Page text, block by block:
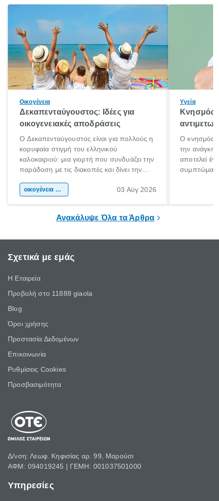
Οικογένεια
Δεκαπενταύγουστος: Ιδέες για
οικογενειακές αποδράσεις
Ο Δεκαπενταύγουστος είναι για πολλούς η
κορυφαία στιγμή του ελληνικού
καλοκαιριού: μια γιορτή που συνδυάζει την
παράδοση με τις διακοπές και δίνει την
χώρας. Είτε πρόκειται για λίγες μέρες
οικογένεια & παιδί 03 Αύγ 2026
Υγεία
Κνησμός:
Ο κνησμός
την ανάγκη
αποτελεί
Ανακάλυψε Όλα τα Άρθρα
Σχετικά με εμάς
Η Εταιρεία
Προβολή στο 11888 giaola
Blog
Όροι χρήσης
Προστασία Δεδομένων
Επικοινωνία
Ρυθμίσεις Cookies
Προσβασιμότητα
Δ/νση: Λεωφ. Κηφισίας αρ. 99, Μαρούσι
ΑΦΜ: 094019245 | ΓΕΜΗ: 001037501000
Υπηρεσίες